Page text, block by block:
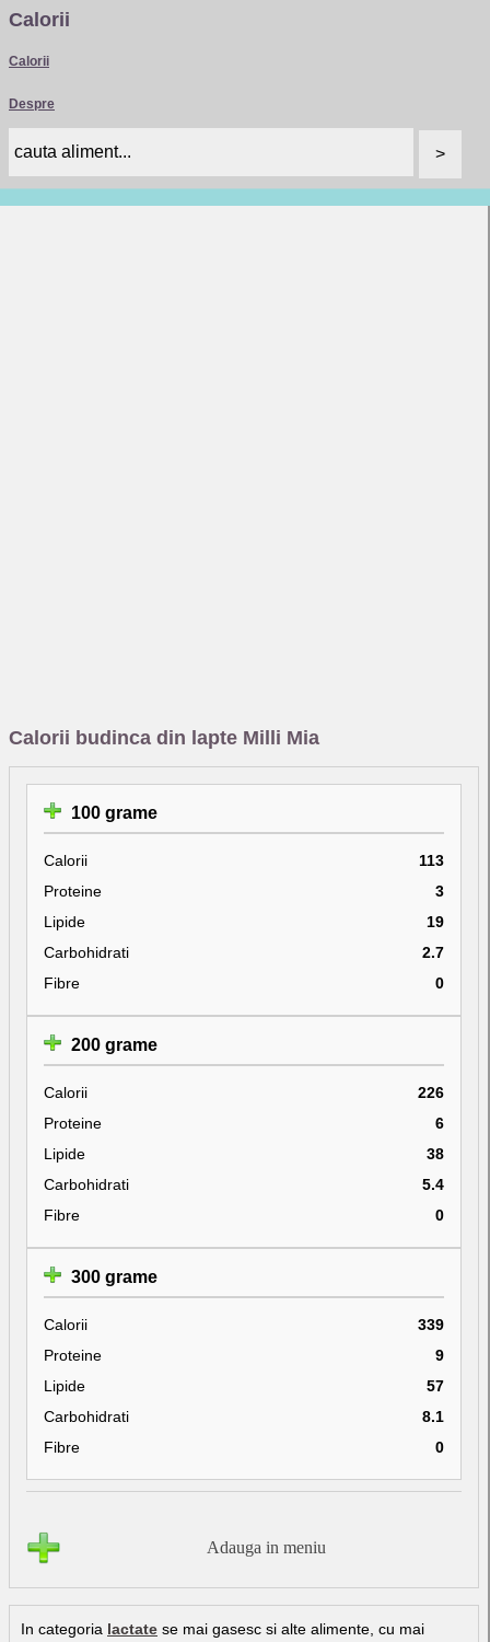
Calorii
Calorii
Despre
Calorii budinca din lapte Milli Mia
100 grame
Calorii
113
Proteine
3
Lipide
19
Carbohidrati
2.7
Fibre
0
200 grame
Calorii
226
Proteine
6
Lipide
38
Carbohidrati
5.4
Fibre
0
300 grame
Calorii
339
Proteine
9
Lipide
57
Carbohidrati
8.1
Fibre
0
Adauga in meniu
In categoria lactate se mai gasesc si alte alimente, cu mai